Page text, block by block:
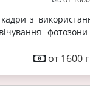
з
от 1600